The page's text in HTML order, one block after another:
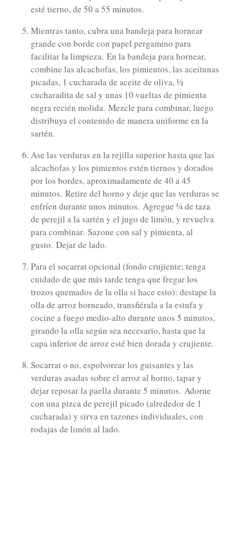
esté tierno, de 50 a 55 minutos.
Mientras tanto, cubra una bandeja para hornear
grande con borde con papel pergamino para
facilitar la limpieza. En la bandeja para hornear,
combine las alcachofas, los pimientos, las aceitunas
picadas, 1 cucharada de aceite de oliva, ½
cucharadita de sal y unas 10 vueltas de pimienta
negra recién molida. Mezcle para combinar, luego
distribuya el contenido de manera uniforme en la
sartén.
Ase las verduras en la rejilla superior hasta que las
alcachofas y los pimientos estén tiernos y dorados
por los bordes, aproximadamente de 40 a 45
minutos. Retire del horno y deje que las verduras se
enfríen durante unos minutos. Agregue ¼ de taza
de perejil a la sartén y el jugo de limón, y revuelva
para combinar. Sazone con sal y pimienta, al
gusto. Dejar de lado.
Para el socarrat opcional (fondo crujiente; tenga
cuidado de que más tarde tenga que fregar los
trozos quemados de la olla si hace esto): destape la
olla de arroz horneado, transfiérala a la estufa y
cocine a fuego medio-alto durante unos 5 minutos,
girando la olla según sea necesario, hasta que la
capa inferior de arroz esté bien dorada y crujiente.
Socarrat o no, espolvorear los guisantes y las
verduras asadas sobre el arroz al horno, tapar y
dejar reposar la paella durante 5 minutos. Adorne
con una pizca de perejil picado (alrededor de 1
cucharada) y sirva en tazones individuales, con
rodajas de limón al lado.